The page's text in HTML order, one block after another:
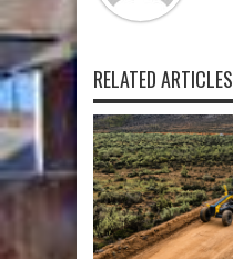
RELATED ARTICLES